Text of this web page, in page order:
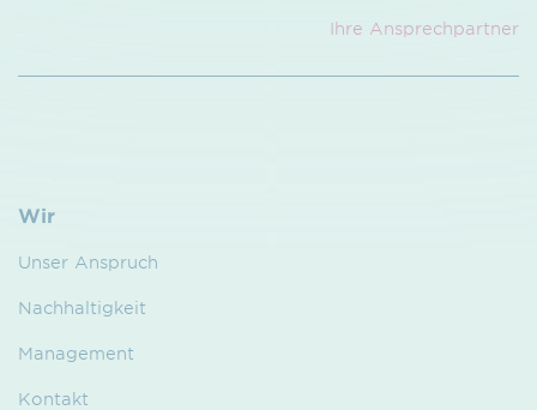
Ihre Ansprech­partner
Wir
Unser Anspruch
Nachhaltigkeit
Management
Kontakt